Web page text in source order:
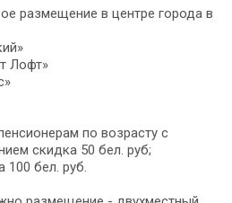
размещение в центре города в
Лофт»
по возрасту c
скидка 50 бел. руб;
бел. руб.